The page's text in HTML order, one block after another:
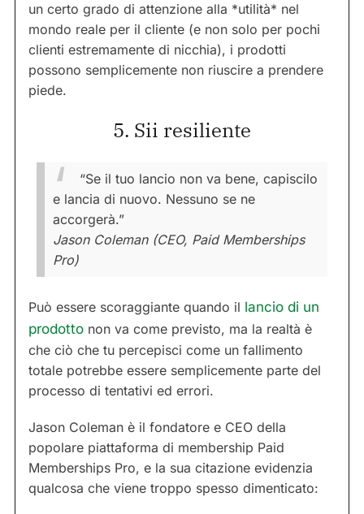
un certo grado di attenzione alla *utilità* nel
mondo reale per il cliente (e non solo per pochi
clienti estremamente di nicchia), i prodotti
possono semplicemente non riuscire a prendere
piede.
5. Sii resiliente
“Se il tuo lancio non va bene, capiscilo
e lancia di nuovo. Nessuno se ne
accorgerà.”
Jason Coleman (CEO, Paid Memberships
Pro)
Può essere scoraggiante quando il lancio di un
prodotto non va come previsto, ma la realtà è
che ciò che tu percepisci come un fallimento
totale potrebbe essere semplicemente parte del
processo di tentativi ed errori.
Jason Coleman è il fondatore e CEO della
popolare piattaforma di membership Paid
Memberships Pro, e la sua citazione evidenzia
qualcosa che viene troppo spesso dimenticato: